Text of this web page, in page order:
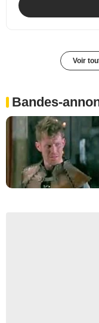
Voir
Bandes-